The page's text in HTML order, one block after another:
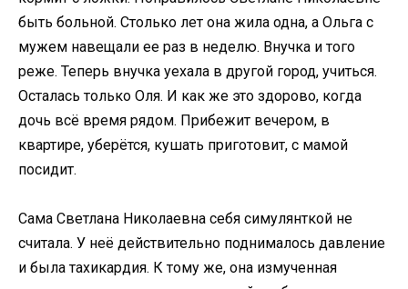
быть больной. Столько лет она жила одна, а Ольга с
мужем навещали ее раз в неделю. Внучка и того
реже. Теперь внучка уехала в другой город, учиться.
Осталась только Оля. И как же это здорово, когда
дочь всё время рядом. Прибежит вечером, в
квартире, уберётся, кушать приготовит, с мамой
посидит.
Сама Светлана Николаевна себя симулянткой не
считала. У неё действительно поднималось давление
и была тахикардия. К тому же, она измученная